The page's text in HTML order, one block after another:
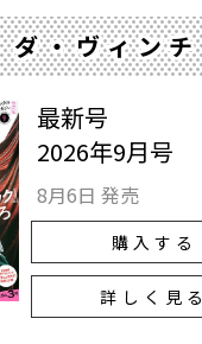
ダ・ヴィンチ
最新号
2026年9月号
8月6日 発売
購入する
詳しく見る